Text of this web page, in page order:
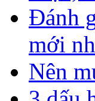
Đánh
mới
Nên